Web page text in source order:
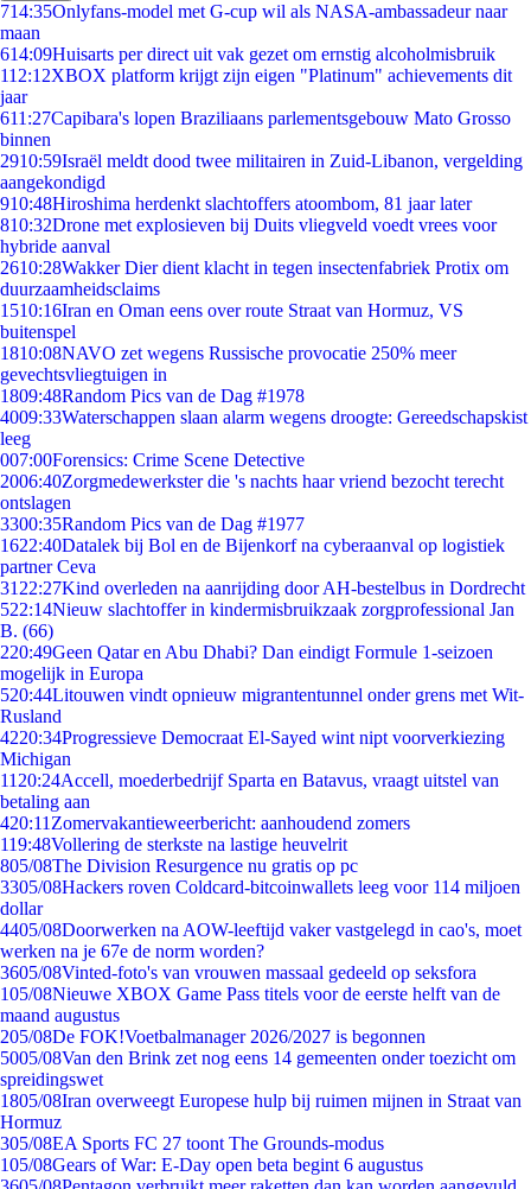
714:35Onlyfans-model met G-cup wil als NASA-ambassadeur naar
maan
614:09Huisarts per direct uit vak gezet om ernstig alcoholmisbruik
112:12XBOX platform krijgt zijn eigen "Platinum" achievements dit
jaar
611:27Capibara's lopen Braziliaans parlementsgebouw Mato Grosso
binnen
2910:59Israël meldt dood twee militairen in Zuid-Libanon, vergelding
aangekondigd
910:48Hiroshima herdenkt slachtoffers atoombom, 81 jaar later
810:32Drone met explosieven bij Duits vliegveld voedt vrees voor
hybride aanval
2610:28Wakker Dier dient klacht in tegen insectenfabriek Protix om
duurzaamheidsclaims
1510:16Iran en Oman eens over route Straat van Hormuz, VS
buitenspel
1810:08NAVO zet wegens Russische provocatie 250% meer
gevechtsvliegtuigen in
1809:48Random Pics van de Dag #1978
4009:33Waterschappen slaan alarm wegens droogte: Gereedschapskist
leeg
007:00Forensics: Crime Scene Detective
2006:40Zorgmedewerkster die 's nachts haar vriend bezocht terecht
ontslagen
3300:35Random Pics van de Dag #1977
1622:40Datalek bij Bol en de Bijenkorf na cyberaanval op logistiek
partner Ceva
31 22:27Kind overleden na aanrijding door AH-bestelbus in Dordrecht
522:14Nieuw slachtoffer in kindermisbruikzaak zorgprofessional Jan
B. (66)
220:49Geen Qatar en Abu Dhabi? Dan eindigt Formule 1-seizoen
mogelijk in Europa
520:44Litouwen vindt opnieuw migrantentunnel onder grens met Wit-
Rusland
4220:34Progressieve Democraat El-Sayed wint nipt voorverkiezing
Michigan
11 20:24Accell, moederbedrijf Sparta en Batavus, vraagt uitstel van
betaling aan
420:11 Zomervakantieweerbericht: aanhoudend zomers
119:48Vollering de sterkste na lastige heuvelrit
805/08The Division Resurgence nu gratis op pc
3305/08Hackers roven Coldcard-bitcoinwallets leeg voor 114 miljoen
dollar
4405/08Doorwerken na AOW-leeftijd vaker vastgelegd in cao's, moet
werken na je 67e de norm worden?
3605/08Vinted-foto's van vrouwen massaal gedeeld op seksfora
105/08Nieuwe XBOX Game Pass titels voor de eerste helft van de
maand augustus
205/08De FOK!Voetbalmanager 2026/2027 is begonnen
5005/08Van den Brink zet nog eens 14 gemeenten onder toezicht om
spreidingswet
1805/08Iran overweegt Europese hulp bij ruimen mijnen in Straat van
Hormuz
305/08EA Sports FC 27 toont The Grounds-modus
105/08Gears of War: E-Day open beta begint 6 augustus